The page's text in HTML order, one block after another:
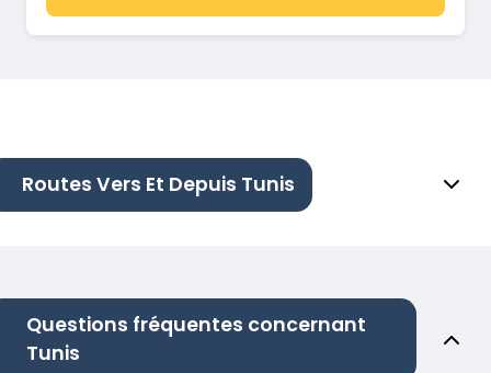
Routes Vers Et Depuis Tunis
Questions fréquentes concernant
Tunis